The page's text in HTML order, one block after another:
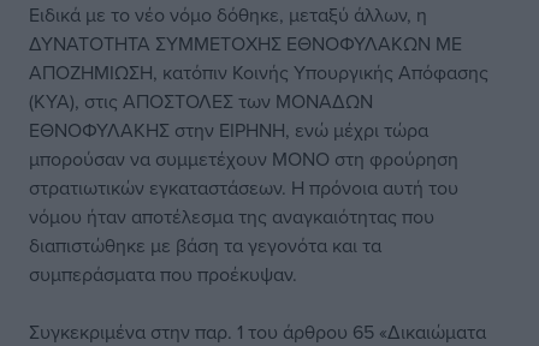
Ειδικά με το νέο νόμο δόθηκε, μεταξύ άλλων, η
ΔΥΝΑΤΟΤΗΤΑ ΣΥΜΜΕΤΟΧΗΣ ΕΘΝΟΦΥΛΑΚΩΝ ΜΕ
ΑΠΟΖΗΜΙΩΣΗ, κατόπιν Κοινής Υπουργικής Απόφασης
(ΚΥΑ), στις ΑΠΟΣΤΟΛΕΣ των ΜΟΝΑΔΩΝ
ΕΘΝΟΦΥΛΑΚΗΣ στην ΕΙΡΗΝΗ, ενώ μέχρι τώρα
μπορούσαν να συμμετέχουν ΜΟΝΟ στη φρούρηση
στρατιωτικών εγκαταστάσεων. Η πρόνοια αυτή του
νόμου ήταν αποτέλεσμα της αναγκαιότητας που
διαπιστώθηκε με βάση τα γεγονότα και τα
συμπεράσματα που προέκυψαν.
Συγκεκριμένα στην παρ. 1 του άρθρου 65 «Δικαιώματα